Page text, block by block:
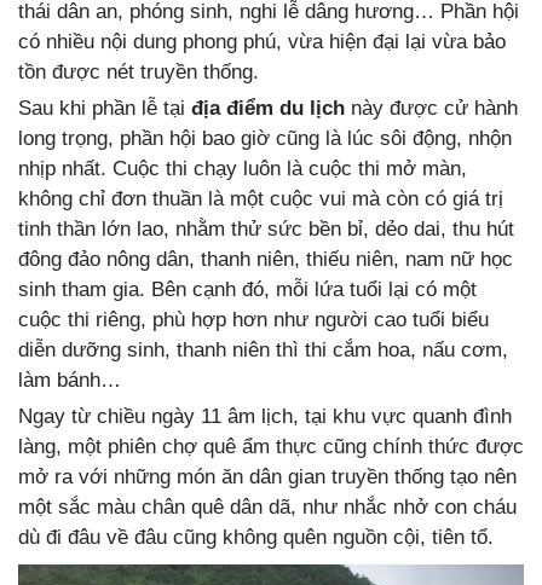
thái dân an, phóng sinh, nghi lễ dâng hương… Phần hội
có nhiều nội dung phong phú, vừa hiện đại lại vừa bảo
tồn được nét truyền thống.
Sau khi phần lễ tại địa điểm du lịch này được cử hành
long trọng, phần hội bao giờ cũng là lúc sôi động, nhộn
nhịp nhất. Cuộc thi chạy luôn là cuộc thi mở màn,
không chỉ đơn thuần là một cuộc vui mà còn có giá trị
tinh thần lớn lao, nhằm thử sức bền bỉ, dẻo dai, thu hút
đông đảo nông dân, thanh niên, thiếu niên, nam nữ học
sinh tham gia. Bên cạnh đó, mỗi lứa tuổi lại có một
cuộc thi riêng, phù hợp hơn như người cao tuổi biểu
diễn dưỡng sinh, thanh niên thì thi cắm hoa, nấu cơm,
làm bánh…
Ngay từ chiều ngày 11 âm lịch, tại khu vực quanh đình
làng, một phiên chợ quê ẩm thực cũng chính thức được
mở ra với những món ăn dân gian truyền thống tạo nên
một sắc màu chân quê dân dã, như nhắc nhở con cháu
dù đi đâu về đâu cũng không quên nguồn cội, tiên tổ.